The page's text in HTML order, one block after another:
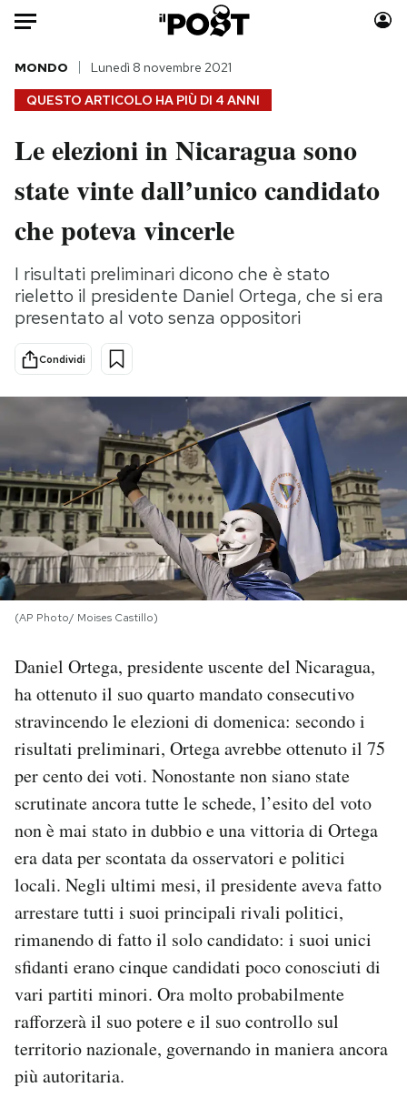
Auto
HOME
Italia
Politica
Tecnologia
Scienza
Cultura
Sport
Moda
Consumismi
Storie/Idee
Media
PODCAST
NEWSLETTER
I MIEI PREFERITI
SHOP
AREA PERSONALE
Area Personale
Newsletter
Notifiche mobile
Regala il Post
Hai bisogno di aiuto?
QUESTO ARTICOLO HA PIÙ DI 4 ANNI
MONDO Lunedì 8 novembre 2021
Le elezioni in Nicaragua sono
state vinte dall’unico candidato
che poteva vincerle
I risultati preliminari dicono che è stato
rieletto il presidente Daniel Ortega, che si era
presentato al voto senza oppositori
Condividi
(AP Photo/ Moises Castillo)
Daniel Ortega, presidente uscente del Nicaragua,
ha ottenuto il suo quarto mandato consecutivo
stravincendo le elezioni di domenica: secondo i
risultati preliminari, Ortega avrebbe ottenuto il 75
per cento dei voti. Nonostante non siano state
scrutinate ancora tutte le schede, l’esito del voto
non è mai stato in dubbio e una vittoria di Ortega
era data per scontata da osservatori e politici
locali. Negli ultimi mesi, il presidente aveva fatto
arrestare tutti i suoi principali rivali politici,
rimanendo di fatto il solo candidato: i suoi unici
sfidanti erano cinque candidati poco conosciuti di
vari partiti minori. Ora molto probabilmente
rafforzerà il suo potere e il suo controllo sul
territorio nazionale, governando in maniera ancora
più autoritaria.